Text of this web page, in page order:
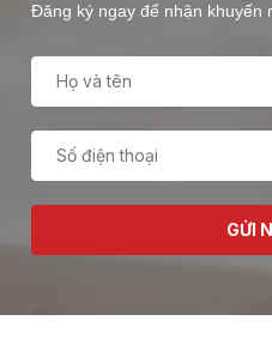
Đăng ký ngay để nhận khuyến
GỬI